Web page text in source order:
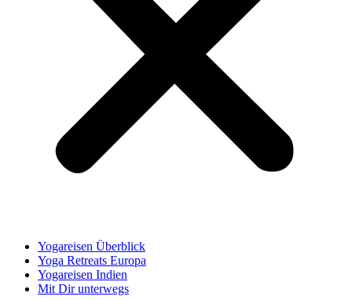
Yogareisen Überblick
Yoga Retreats Europa
Yogareisen Indien
Mit Dir unterwegs